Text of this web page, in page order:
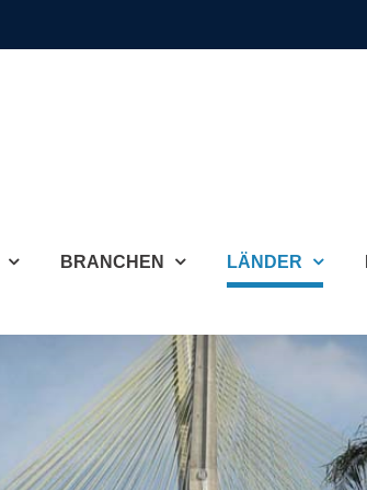
BRANCHEN LÄNDER